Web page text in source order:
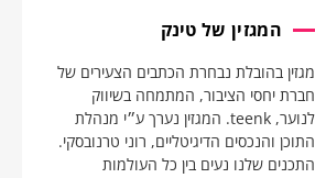
המגזין של טינק
מגזין בהובלת נבחרת הכתבים הצעירים של
חברת יחסי הציבור, המתמחה בשיווק
לנוער, teenk. המגזין נערך ע״י מנהלת
התוכן והנכסים הדיגיטליים, רוני טרנובסקי.
התכנים שלנו נעים בין כל העולמות